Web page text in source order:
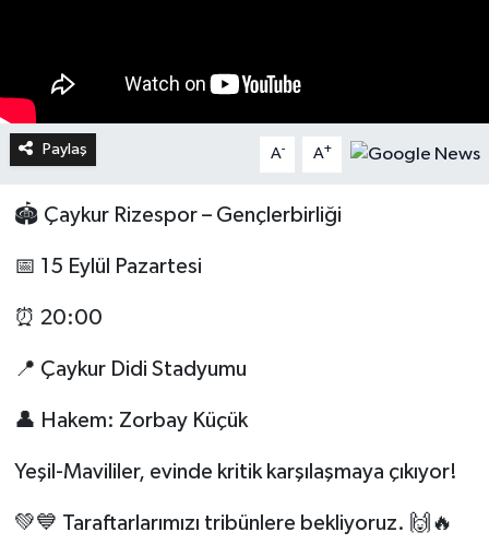
Paylaş A- A+
🏟️ Çaykur Rizespor – Gençlerbirliği
📅 15 Eylül Pazartesi
⏰ 20:00
📍 Çaykur Didi Stadyumu
👤 Hakem: Zorbay Küçük
Yeşil-Mavililer, evinde kritik karşılaşmaya çıkıyor!
💚💙 Taraftarlarımızı tribünlere bekliyoruz. 🙌🔥